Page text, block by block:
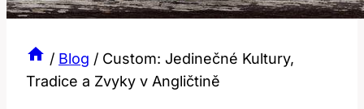
/ Blog / Custom: Jedinečné Kultury,
Tradice a Zvyky v Angličtině